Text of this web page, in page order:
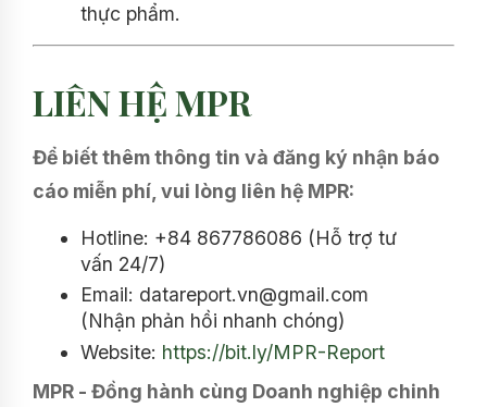
thực phẩm.
LIÊN HỆ MPR
Để biết thêm thông tin và đăng ký nhận báo
cáo miễn phí, vui lòng liên hệ MPR:
Hotline: +84 867786086 (Hỗ trợ tư
vấn 24/7)
Email: datareport.vn@gmail.com
(Nhận phản hồi nhanh chóng)
Website: https://bit.ly/MPR-Report
MPR - Đồng hành cùng Doanh nghiệp chinh